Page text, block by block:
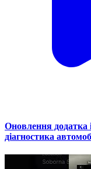
Оновлення
діагностика